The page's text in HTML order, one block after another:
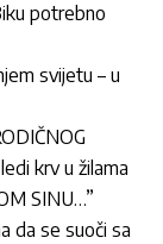
potrebno
svijetu – u
krv u žilama
SINU…”
da se suoči sa